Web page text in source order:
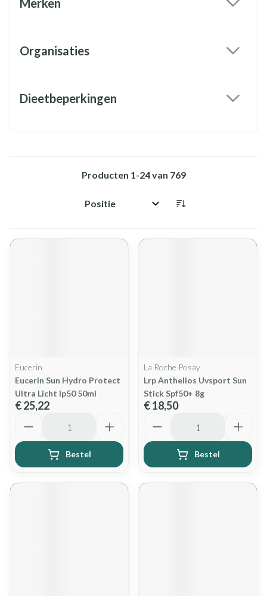
Merken
Organisaties
Dieetbeperkingen
Producten 1-24van 769
Sorteer op:
Eucerin
Eucerin Sun Hydro Protect
Ultra Licht Ip50 50ml
€ 25,22
Bestel
La Roche Posay
Lrp Anthelios Uvsport Sun
Stick Spf50+ 8g
€ 18,50
Bestel